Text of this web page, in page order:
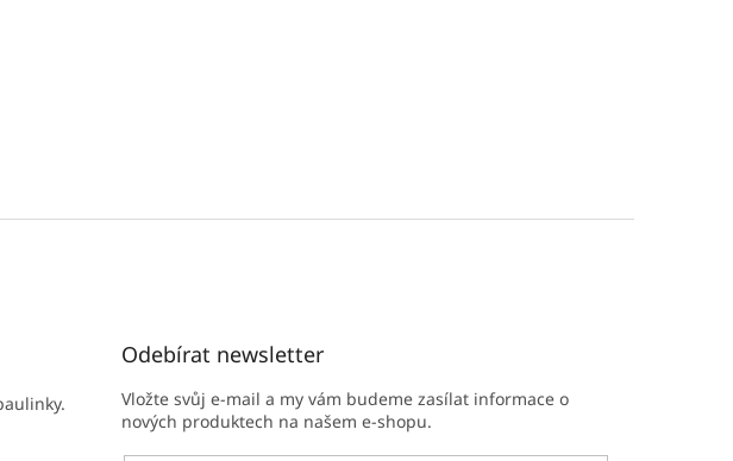
Odebírat newsletter
Vložte svůj e-mail a my vám budeme zasílat informace o
nových produktech na našem e-shopu.